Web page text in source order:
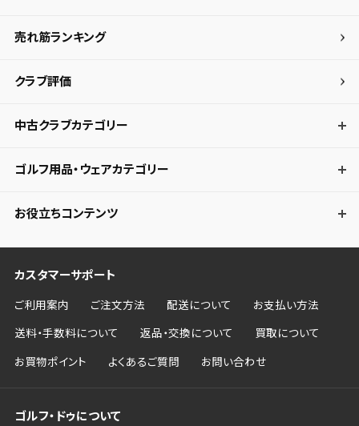
売れ筋ランキング
クラブ評価
中古クラブカテゴリー
ゴルフ用品・ウェアカテゴリー
お役立ちコンテンツ
カスタマーサポート
ご利用案内 ご注文方法 配送について お支払い方法
送料・手数料について 返品・交換について 買取について
お買物ポイント よくあるご質問 お問い合わせ
ゴルフ・ドゥについて